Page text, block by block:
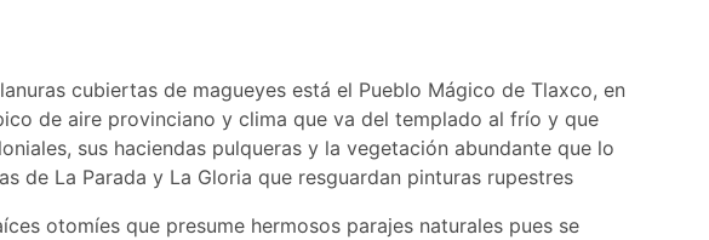
cubiertas de magueyes está el Pueblo Mágico de Tlaxco, en
de aire provinciano y clima que va del templado al frío y que
sus haciendas pulqueras y la vegetación abundante que lo
de La Parada y La Gloria que resguardan pinturas rupestres
otomíes que presume hermosos parajes naturales pues se